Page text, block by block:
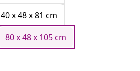
40 x 48 x 81 cm
80 x 48 x 105 cm